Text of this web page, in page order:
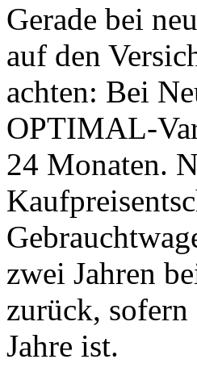
Gerade bei
auf den
achten: Bei
OPTIMAL-
24 Monaten.
zwei Jahren
zurück,
Jahre ist.